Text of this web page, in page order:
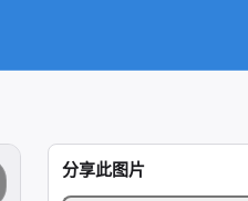
分享此图片